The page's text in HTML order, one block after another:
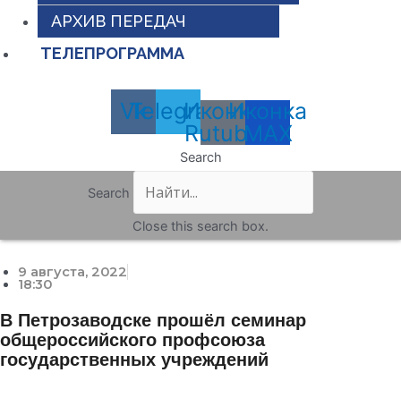
АРХИВ ПЕРЕДАЧ
ТЕЛЕПРОГРАММА
Vk
Telegram
Иконка
Rutube
Иконка
MAX
Search
Search
Close this search box.
9 августа, 2022
18:30
В Петрозаводске прошёл семинар
общероссийского профсоюза
государственных учреждений